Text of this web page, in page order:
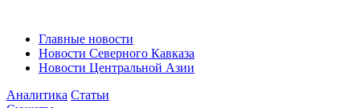
Главные новости
Новости Северного Кавказа
Новости Центральной Азии
Аналитика Статьи